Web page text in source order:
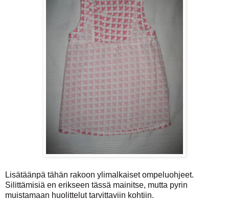
Lisätäänpä tähän rakoon ylimalkaiset ompeluohjeet.
Silittämisiä en erikseen tässä mainitse, mutta pyrin
muistamaan huolittelut tarvittaviin kohtiin.